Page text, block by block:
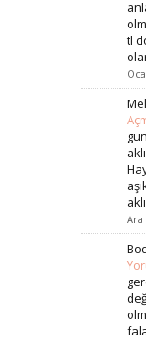
tl
Ara